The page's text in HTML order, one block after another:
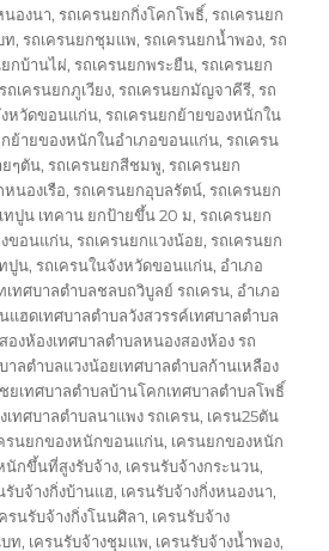
นองนา,รถเครนยกกิ่งโคกโพธิ์,รถเครนยก
ท,รถเครนยกชุมแพ,รถเครนยกน้ำพอง,รถ
กบ้านไผ่,รถเครนยกพระยืน,รถเครนยก
รถเครนยกภูเวียง,รถเครนยกมัญจาคีรี,รถ
หวัดขอนแก่น,รถเครนยกย้ายของหนักใน
กย้ายของหนักในอำเภอขอนแก่น,รถเครน
ๆตัน,รถเครนยกสีชมพู,รถเครนยก
นองเรือ,รถเครนยกอุบลรัตน์,รถเครนยก
ทปูน เทคาน ยกป้ายขึ้น 20 ม,รถเครนยก
งขอนแก่น,รถเครนยกแวงน้อย,รถเครนยก
ปูน,รถเครนในจังหวัดขอนแก่น, อำเภอ
ทศบาลตำบลชลบถวิบูลย์ รถเครน, อำเภอ
ฮดเทศบาลตำบลวังสวรรค์เทศบาลตำบล
องห้องเทศบาลตำบลหนองสองห้อง รถ
าลตำบลแวงน้อยเทศบาลตำบลก้านเหลือง
ยเทศบาลตำบลบ้านโคกเทศบาลตำบลโพธิ์
ทศบาลตำบลนาแพง รถเครน, เครน25ตัน
รนยกของหนักขอนแก่น, เครนยกของหนัก
นักขึ้นที่สูงรับจ้าง, เครนรับจ้างกระนวน,
รับจ้างกิ่งบ้านแฮ, เครนรับจ้างกิ่งหนองนา,
รนรับจ้างกิ่งโนนศิลา, เครนรับจ้าง
ท, เครนรับจ้างชุมแพ, เครนรับจ้างน้ำพอง,